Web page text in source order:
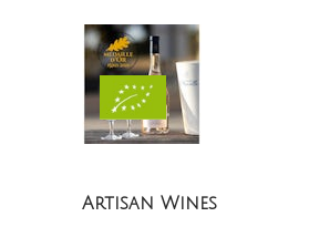
Artisan Wines